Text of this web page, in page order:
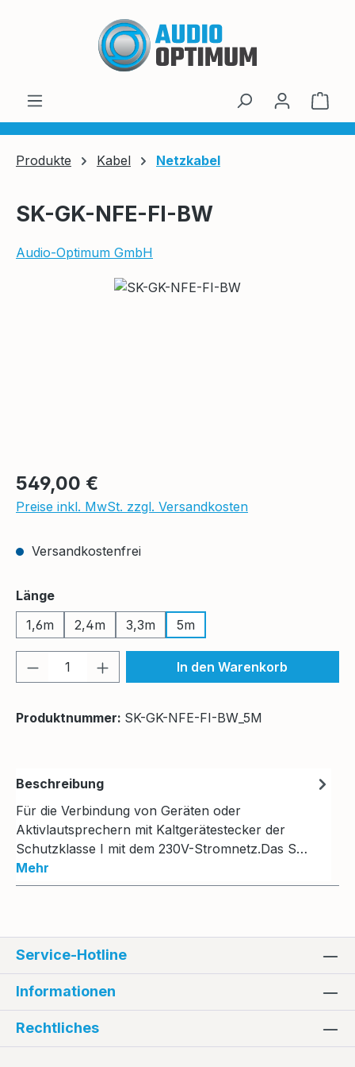
Zum Hauptinhalt springen
Produkte Kabel Netzkabel
SK-GK-NFE-FI-BW
Audio-Optimum GmbH
Bildergalerie überspringen
Regulärer Preis:
549,00 €
Preise inkl. MwSt. zzgl. Versandkosten
Versandkostenfrei
Längeauswählen
1,6m
2,4m 3,3m 5m
Produkt Anzahl: Gib denIn den Warenkorb
Produktnummer: SK-GK-NFE-FI-BW_5M
Beschreibung
Für die Verbindung von Geräten oder
Aktivlautsprechern mit Kaltgerätestecker der
Schutzklasse I mit dem 230V-Stromnetz.Das S…
Mehr
Service-Hotline
Informationen
Rechtliches